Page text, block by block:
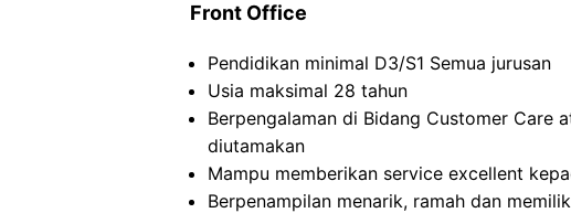
Front Office
Pendidikan minimal D3/S1 Semua jurusan
Usia maksimal 28 tahun
Berpengalaman di Bidang Customer Care
diutamakan
Mampu memberikan service excellent
Berpenampilan menarik, ramah dan